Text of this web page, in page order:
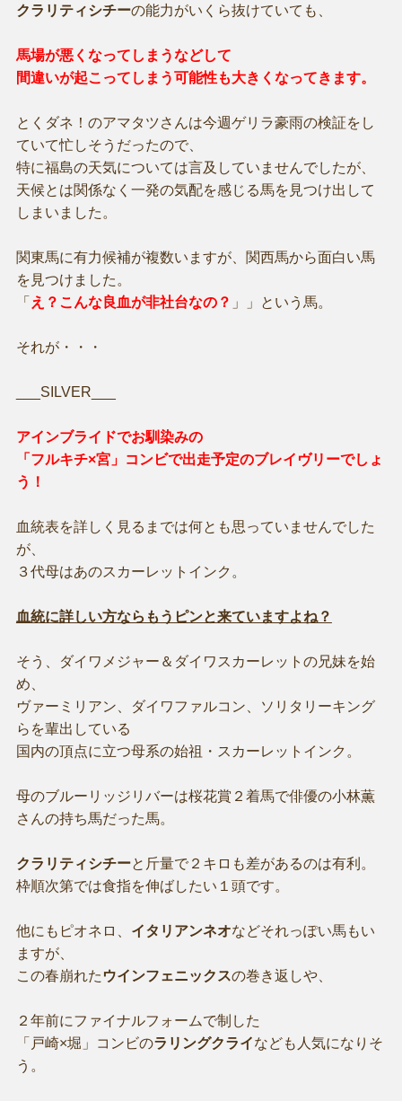
クラリティシチーの能力がいくら抜けていても、
馬場が悪くなってしまうなどして
間違いが起こってしまう可能性も大きくなってきます。
とくダネ！のアマタツさんは今週ゲリラ豪雨の検証をし
ていて忙しそうだったので、
特に福島の天気については言及していませんでしたが、
天候とは関係なく一発の気配を感じる馬を見つけ出して
しまいました。
関東馬に有力候補が複数いますが、関西馬から面白い馬
を見つけました。
「 え？こんな良血が非社台なの？ 」」という馬。
それが・・・
___SILVER___
アインブライドでお馴染みの
「フルキチ×宮」コンビで出走予定のブレイヴリーでしょ
う！
血統表を詳しく見るまでは何とも思っていませんでした
が、
３代母はあのスカーレットインク。
血統に詳しい方ならもうピンと来ていますよね？
そう、ダイワメジャー＆ダイワスカーレットの兄妹を始
め、
ヴァーミリアン、ダイワファルコン、ソリタリーキング
らを輩出している
国内の頂点に立つ母系の始祖・スカーレットインク。
母のブルーリッジリバーは桜花賞２着馬で俳優の小林薫
さんの持ち馬だった馬。
クラリティシチーと斤量で２キロも差があるのは有利。
枠順次第では食指を伸ばしたい１頭です。
他にもピオネロ、 イタリアンネオなどそれっぽい馬もい
ますが、
この春崩れた ウインフェニックスの巻き返しや、
２年前にファイナルフォームで制した
「戸崎×堀」コンビのラリングクライなども人気になりそ
う。